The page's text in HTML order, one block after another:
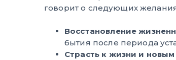
говорит о следующих
Восстановление
бытия после периода
Страсть к жизни и